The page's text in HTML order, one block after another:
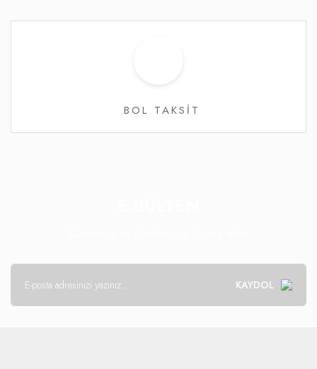
BOL TAKSİT
KAYDOL